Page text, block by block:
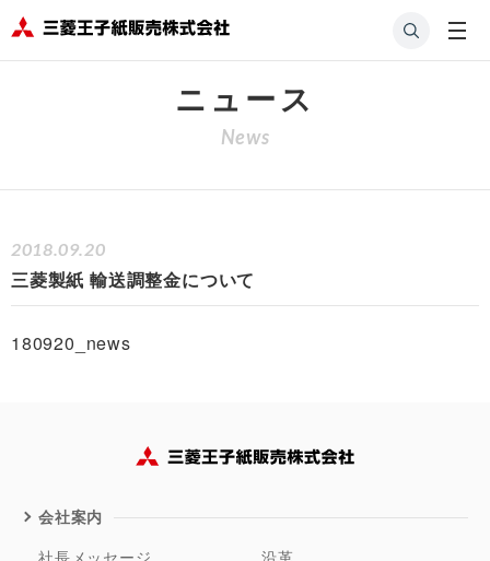
HOME 会社案内 ニュース 三菱製紙 輸送調整金について
ニュース
News
2018.09.20
三菱製紙 輸送調整金について
180920_news
会社案内